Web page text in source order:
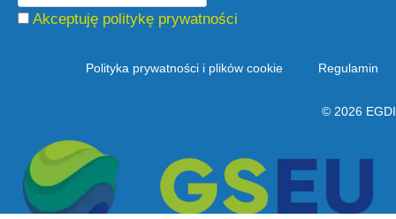
Akceptuję politykę prywatności
Polityka prywatności i plików cookie Regulamin
© 2026 EGDI